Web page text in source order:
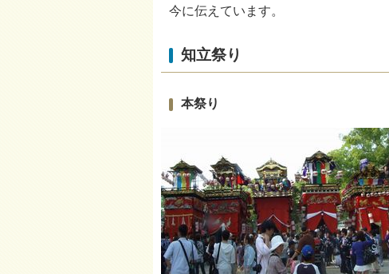
今に伝えています。
知立祭り
本祭り